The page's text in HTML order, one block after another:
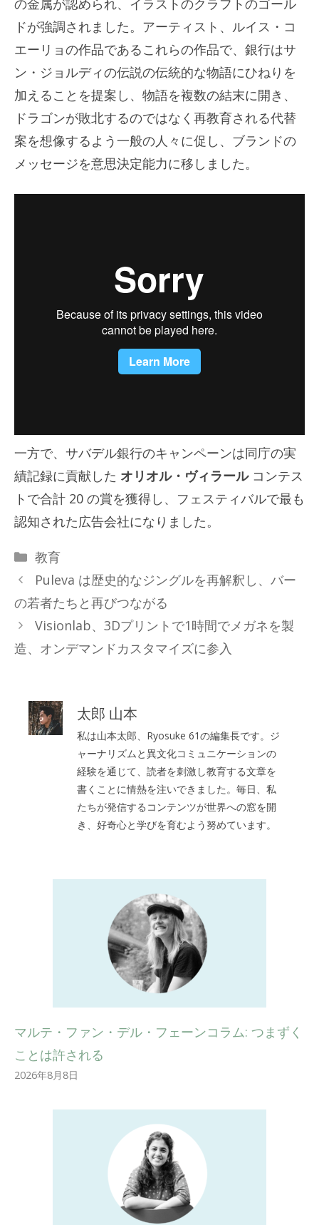
ドが強調されました。アーティスト、ルイス・コ
エーリョの作品であるこれらの作品で、銀行はサ
ン・ジョルディの伝説の伝統的な物語にひねりを
加えることを提案し、物語を複数の結末に開き、
ドラゴンが敗北するのではなく再教育される代替
案を想像するよう一般の人々に促し、ブランドの
メッセージを意思決定能力に移しました。
一方で、サバデル銀行のキャンペーンは同庁の実
績記録に貢献した オリオル・ヴィラール コンテス
トで合計 20 の賞を獲得し、フェスティバルで最も
認知された広告会社になりました。
カ
テ
リ
ー
教育
Puleva は歴史的なジングルを再解釈し、バー
の若者たちと再びつながる
Visionlab、3Dプリントで1時間でメガネを製
造、オンデマンドカスタマイズに参入
太郎 山本
私は山本太郎、Ryosuke 61の編集長です。ジ
ャーナリズムと異文化コミュニケーションの
経験を通じて、読者を刺激し教育する文章を
書くことに情熱を注いできました。毎日、私
たちが発信するコンテンツが世界への窓を開
き、好奇心と学びを育むよう努めています。
マルテ・ファン・デル・フェーンコラム: つまずく
ことは許される
2026年8月8日